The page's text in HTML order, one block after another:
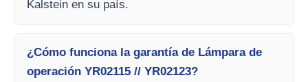
Kalstein en su país.
¿Cómo funciona la garantía de Lámpara de
operación YR02115 // YR02123?